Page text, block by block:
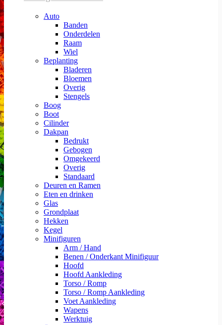
Auto
Banden
Onderdelen
Raam
Wiel
Beplanting
Bladeren
Bloemen
Overig
Stengels
Boog
Boot
Cilinder
Dakpan
Bedrukt
Gebogen
Omgekeerd
Overig
Standaard
Deuren en Ramen
Eten en drinken
Glas
Grondplaat
Hekken
Kegel
Minifiguren
Arm / Hand
Benen / Onderkant Minifiguur
Hoofd
Hoofd Aankleding
Torso / Romp
Torso / Romp Aankleding
Voet Aankleding
Wapens
Werktuig